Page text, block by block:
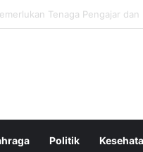
Positif untuk
Politik